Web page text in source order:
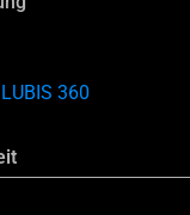
LUBIS 360